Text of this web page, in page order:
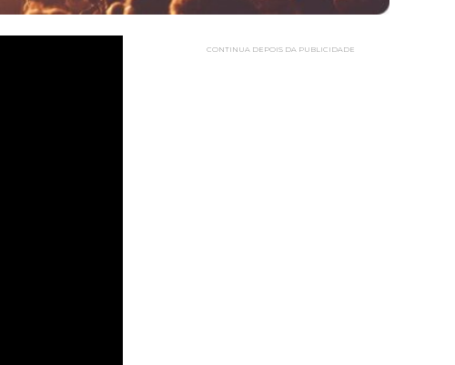
CONTINUA DEPOIS DA PUBLICIDADE